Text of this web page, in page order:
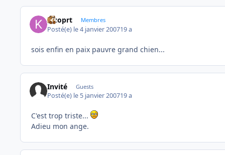
kizoprt Membres
Posté(e) le 4 janvier 200719 a
sois enfin en paix pauvre grand chien...
Invité Guests
Posté(e) le 5 janvier 200719 a
C'est trop triste...
Adieu mon ange.